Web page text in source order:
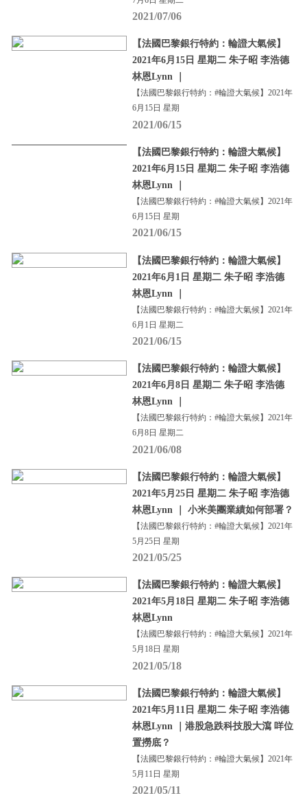
2021/07/06
【法國巴黎銀行特約：輪證大氣候】
2021年6月15日 星期二 朱子昭 李浩德
林恩Lynn ｜
【法國巴黎銀行特約：#輪證大氣候】2021年
6月15日 星期
2021/06/15
【法國巴黎銀行特約：輪證大氣候】
2021年6月15日 星期二 朱子昭 李浩德
林恩Lynn ｜
【法國巴黎銀行特約：#輪證大氣候】2021年
6月15日 星期
2021/06/15
【法國巴黎銀行特約：輪證大氣候】
2021年6月1日 星期二 朱子昭 李浩德
林恩Lynn ｜
【法國巴黎銀行特約：#輪證大氣候】2021年
6月1日 星期二
2021/06/15
【法國巴黎銀行特約：輪證大氣候】
2021年6月8日 星期二 朱子昭 李浩德
林恩Lynn ｜
【法國巴黎銀行特約：#輪證大氣候】2021年
6月8日 星期二
2021/06/08
【法國巴黎銀行特約：輪證大氣候】
2021年5月25日 星期二 朱子昭 李浩德
林恩Lynn ｜ 小米美團業績如何部署？
【法國巴黎銀行特約：#輪證大氣候】2021年
5月25日 星期
2021/05/25
【法國巴黎銀行特約：輪證大氣候】
2021年5月18日 星期二 朱子昭 李浩德
林恩Lynn
【法國巴黎銀行特約：#輪證大氣候】2021年
5月18日 星期
2021/05/18
【法國巴黎銀行特約：輪證大氣候】
2021年5月11日 星期二 朱子昭 李浩德
林恩Lynn ｜港股急跌科技股大瀉 咩位
置撈底？
【法國巴黎銀行特約：#輪證大氣候】2021年
5月11日 星期
2021/05/11